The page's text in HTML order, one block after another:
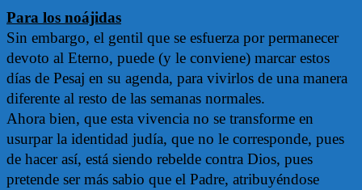
Para los noájidas
Sin embargo, el gentil que se esfuerza por permanecer
devoto al Eterno, puede (y le conviene) marcar estos
días de Pesaj en su agenda, para vivirlos de una manera
diferente al resto de las semanas normales.
Ahora bien, que esta vivencia no se transforme en
usurpar la identidad judía, que no le corresponde, pues
de hacer así, está siendo rebelde contra Dios, pues
pretende ser más sabio que el Padre, atribuyéndose